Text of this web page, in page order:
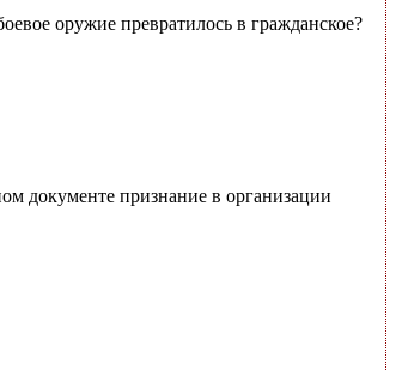
оружие превратилось в гражданское?
документе признание в организации